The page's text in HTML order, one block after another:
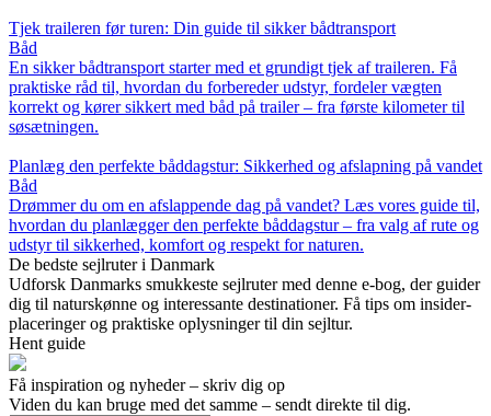
Tjek traileren før turen: Din guide til sikker bådtransport
Båd
En sikker bådtransport starter med et grundigt tjek af traileren. Få
praktiske råd til, hvordan du forbereder udstyr, fordeler vægten
korrekt og kører sikkert med båd på trailer – fra første kilometer til
søsætningen.
Planlæg den perfekte båddagstur: Sikkerhed og afslapning på vandet
Båd
Drømmer du om en afslappende dag på vandet? Læs vores guide til,
hvordan du planlægger den perfekte båddagstur – fra valg af rute og
udstyr til sikkerhed, komfort og respekt for naturen.
De bedste sejlruter i Danmark
Udforsk Danmarks smukkeste sejlruter med denne e-bog, der guider
dig til naturskønne og interessante destinationer. Få tips om insider-
placeringer og praktiske oplysninger til din sejltur.
Hent guide
Få inspiration og nyheder – skriv dig op
Viden du kan bruge med det samme – sendt direkte til dig.